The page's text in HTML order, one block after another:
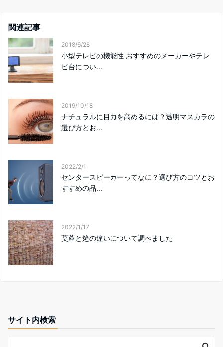
関連記事
2018/6/28
小型テレビの機能性 おすすめのメーカーやテレ
ビ台につい...
2019/10/18
ナチュラルに目力を高めるには？透明マスカラの
選び方とお...
2022/2/1
センタースピーカーってなに？選び方のコツとお
すすめの品...
2022/1/17
茣蓙と筵の違いについて調べました
サイト内検索